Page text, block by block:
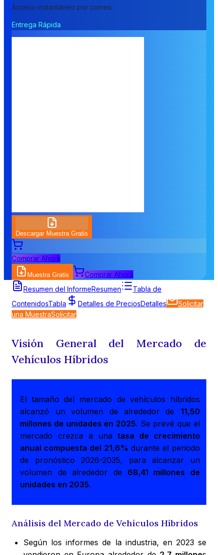
Acceso instantáneo por correo
Entrega Rápida
Descargar Muestra Gratis
Comprar Ahora
Muestra Gratis
Comprar Ahora
Resumen del InformeResumen
Tabla de
ContenidosTabla Detalles de PreciosDetalles
Solicitar
una MuestraSolicitar
Visión General del Mercado de
Vehículos Híbridos
El tamaño del mercado de vehículos híbridos
alcanzó un volumen de alrededor de 11,50
millones de unidades en 2025. Se prevé que el
mercado crezca a una tasa de crecimiento
anual compuesta del 21,6% durante el periodo
de pronóstico 2026-2035, para alcanzar un
volumen de alrededor de 68,41 millones de
unidades en 2035.
Análisis del Mercado de Vehículos Híbridos
Según los informes de la industria, en 2023 se